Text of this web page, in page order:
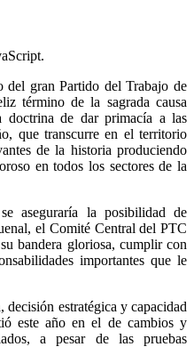
gran Partido del Trabajo de
término de la sagrada causa
doctrina de dar primacía a las
que transcurre en el territorio
de la historia produciendo
en todos los sectores de la
aseguraría la posibilidad de
el Comité Central del PTC
bandera gloriosa, cumplir con
importantes que le
decisión estratégica y capacidad
este año en el de cambios y
a pesar de las pruebas